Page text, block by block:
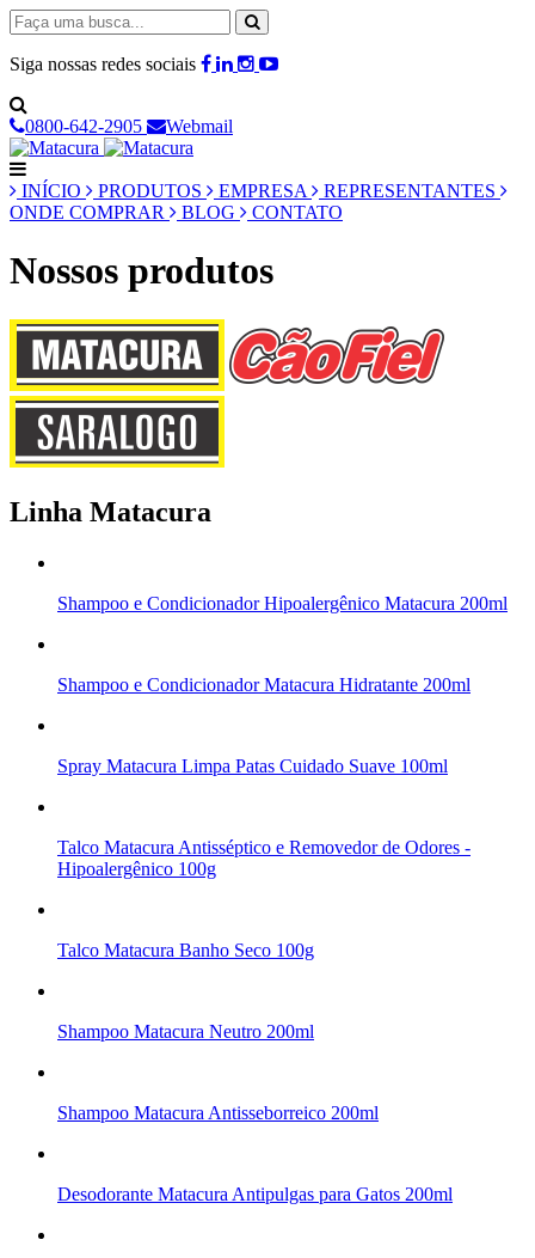
Siga nossas redes sociais
0800-642-2905 Webmail
INÍCIO PRODUTOS EMPRESA
REPRESENTANTES
ONDE COMPRAR
BLOG CONTATO
Nossos produtos
Linha Matacura
Shampoo e Condicionador Hipoalergênico Matacura 200ml
Shampoo e Condicionador Matacura Hidratante 200ml
Spray Matacura Limpa Patas Cuidado Suave 100ml
Talco Matacura Antisséptico e Removedor de Odores -
Hipoalergênico 100g
Talco Matacura Banho Seco 100g
Shampoo Matacura Neutro 200ml
Shampoo Matacura Antisseborreico 200ml
Desodorante Matacura Antipulgas para Gatos 200ml